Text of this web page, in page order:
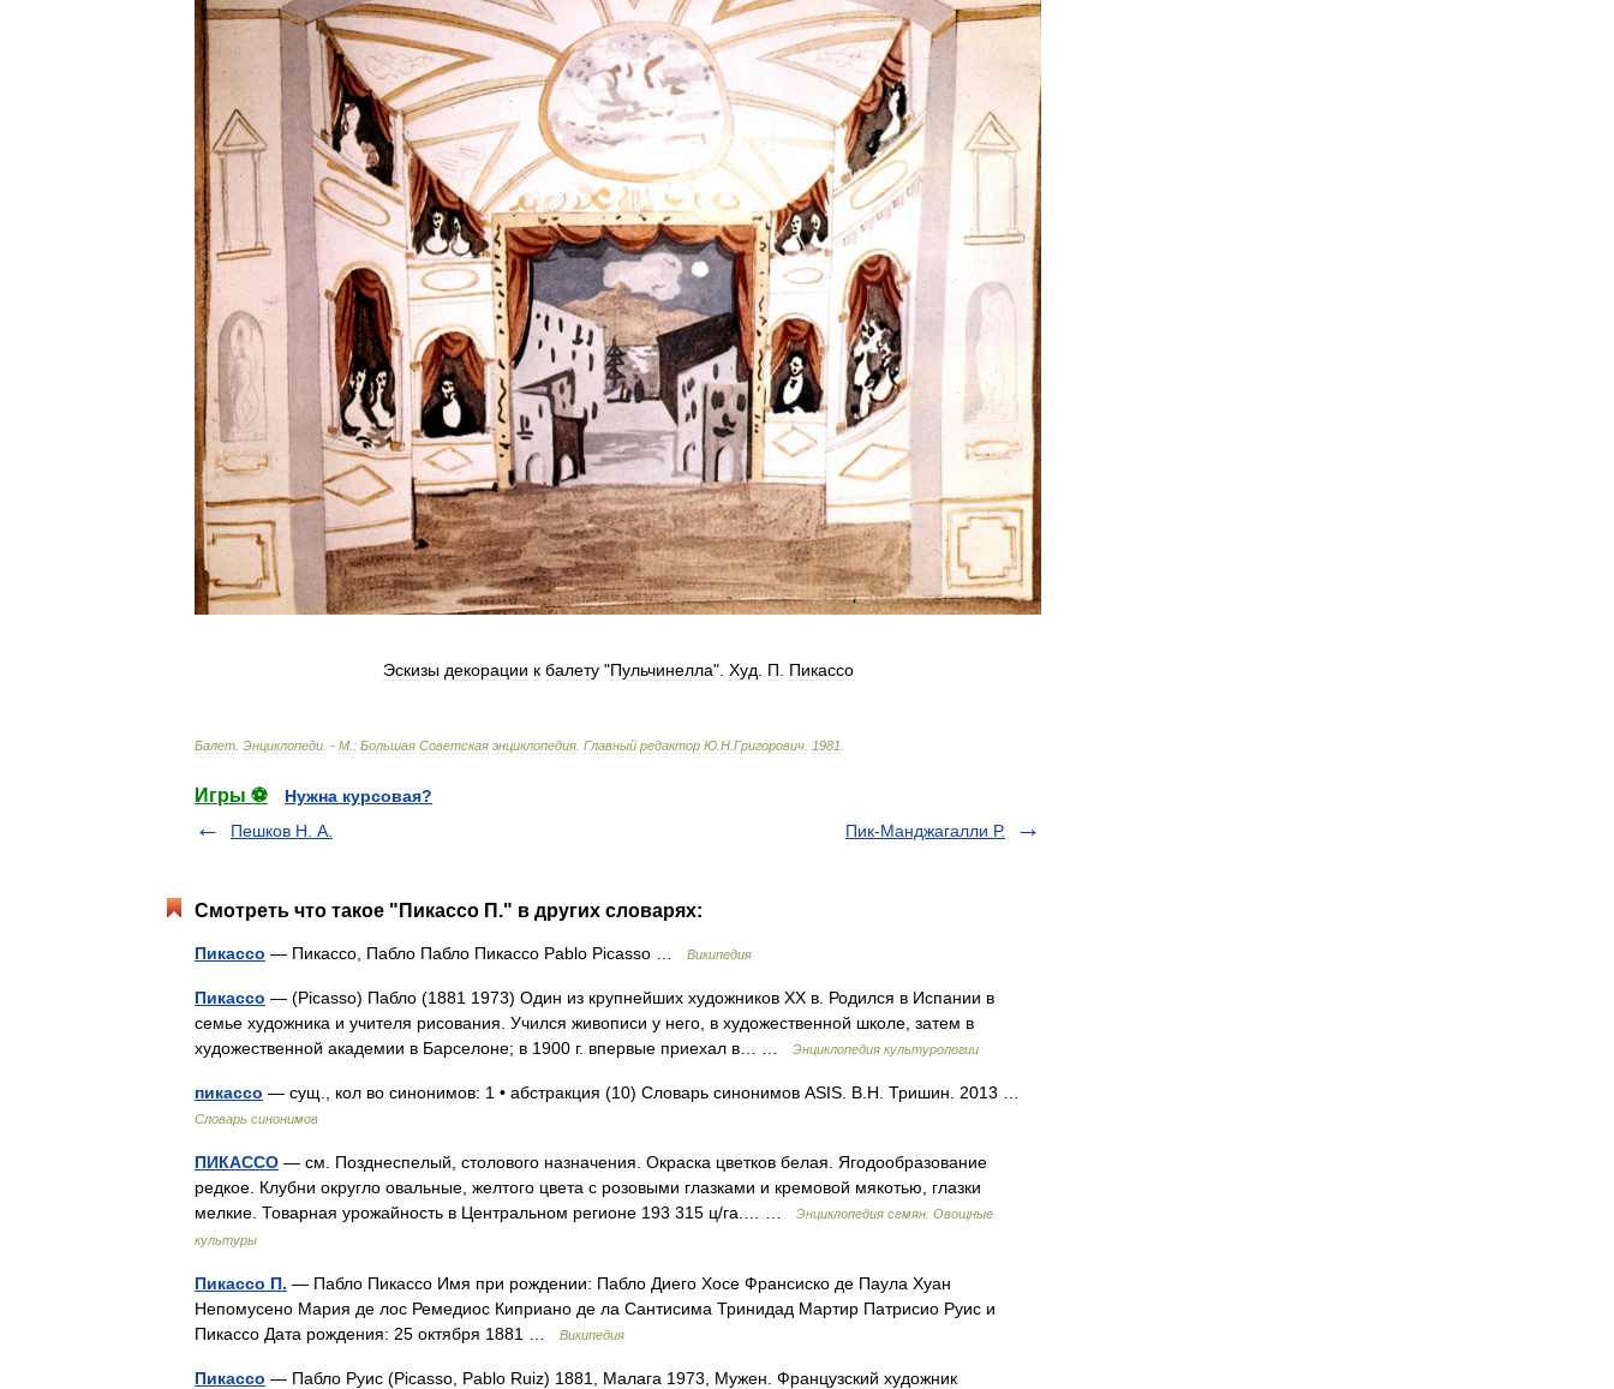
Эскизы декорации к балету"Пульчинелла". Худ П Пикассо
Балет Энциклопеди . - М : Большая Советская энциклопедия Главный редактор Ю Н Григорович 1981
Игры ⚽
Нужна курсовая?
Пешков Н. А.
Пик-Манджагалли Р.
Смотреть что такое "Пикассо П." в других словарях:
Пикассо — Пикассо, Пабло Пабло Пикассо Pablo Picasso … Википедия
Пикассо — (Picasso) Пабло (1881 1973) Один из крупнейших художников XX в. Родился в Испании в
семье художника и учителя рисования. Учился живописи у него, в художественной школе, затем в
художественной академии в Барселоне; в 1900 г. впервые приехал в… …
Энциклопедия культурологии
пикассо — сущ., кол во синонимов: 1 • абстракция (10) Словарь синонимов ASIS. В.Н. Тришин. 2013 …
Словарь синонимов
ПИКАССО — см. Позднеспелый, столового назначения. Окраска цветков белая. Ягодообразование
редкое. Клубни округло овальные, желтого цвета с розовыми глазками и кремовой мякотью, глазки
мелкие. Товарная урожайность в Центральном регионе 193 315 ц/га.… …
Энциклопедия семян. Овощные
культуры
Пикассо П. — Пабло Пикассо Имя при рождении: Пабло Диего Хосе Франсиско де Паула Хуан
Непомусено Мария де лос Ремедиос Киприано де ла Сантисима Тринидад Мартир Патрисио Руис и
Пикассо Дата рождения: 25 октября 1881 …
Википедия
Пикассо — Пабло Руис (Picasso, Pablo Ruiz) 1881, Малага 1973, Мужен. Французский художник